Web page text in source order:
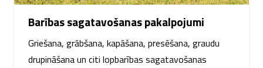
Barības sagatavošanas pakalpojumi
Griešana, grābšana, kapāšana, presēšana, graudu
drupināšana un citi lopbarības sagatavošanas